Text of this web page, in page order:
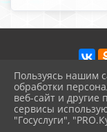
2026 г. vvschool7.ru
Вход
Карта сайта
Пользуясь нашим
обработки
веб-сайт и другие
сервисы
"Госуслуги",